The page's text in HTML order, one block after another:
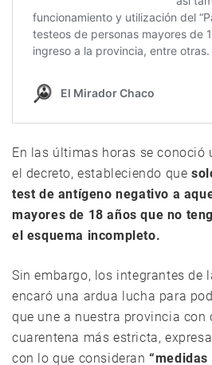
En las últimas horas se conoció
el decreto, estableciendo que
test de antígeno negativo a
mayores de 18 años que no
el esquema incompleto.
Sin embargo, los integrantes de
encaró una ardua lucha para
que une a nuestra provincia con
cuarentena más estricta,
con lo que consideran